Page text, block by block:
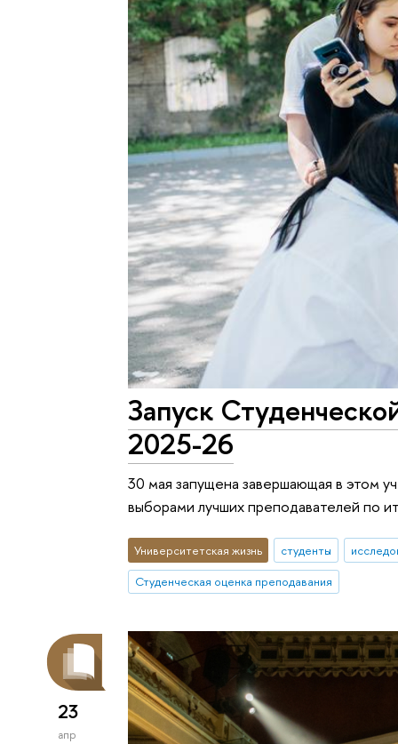
Запуск
2025-26
30 мая запущена завершающая в этом
выборами лучших преподавателей по
Университетская жизнь студенты
Студенческая оценка преподавания
23
апр